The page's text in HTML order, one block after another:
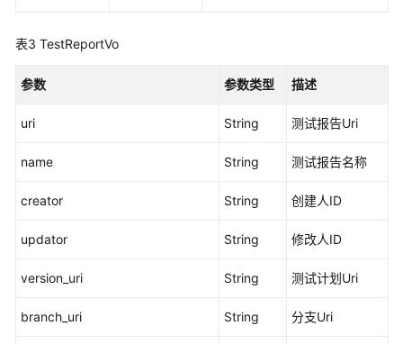
管
表3 TestReportVo
参数 参数类型 描述
uri String 测试报告Uri
name String 测试报告名称
creator String 创建人ID
updator String 修改人ID
version_uri String 测试计划Uri
branch_uri String 分支Uri